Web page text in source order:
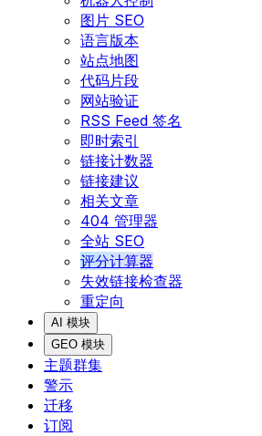
图片 SEO
语言版本
站点地图
代码片段
网站验证
RSS Feed 签名
即时索引
链接计数器
链接建议
相关文章
404 管理器
全站 SEO
评分计算器
失效链接检查器
重定向
AI 模块
GEO 模块
主题群集
警示
迁移
订阅